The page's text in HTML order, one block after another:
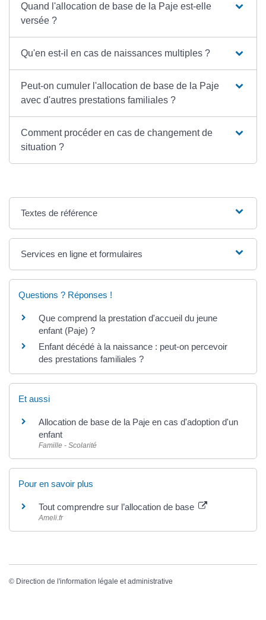
Quand l'allocation de base de la Paje est-elle
versée ?
Qu'en est-il en cas de naissances multiples ?
Peut-on cumuler l'allocation de base de la Paje
avec d'autres prestations familiales ?
Comment procéder en cas de changement de
situation ?
Textes de référence
Services en ligne et formulaires
Questions ? Réponses !
Que comprend la prestation d'accueil du jeune
enfant (Paje) ?
Enfant décédé à la naissance : peut-on percevoir
des prestations familiales ?
Et aussi
Allocation de base de la Paje en cas d'adoption d'un
enfant
Famille - Scolarité
Pour en savoir plus
Tout comprendre sur l’allocation de base
Ameli.fr
© Direction de l'information légale et administrative